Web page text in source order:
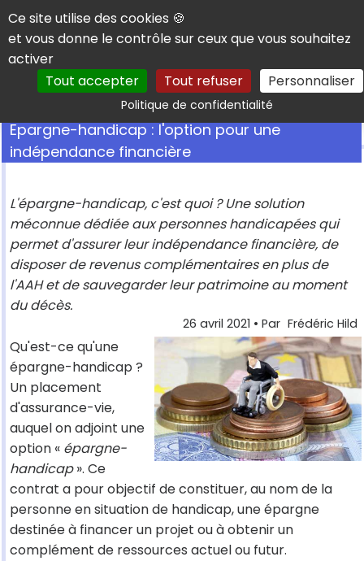
Panneau de gestion des cookies
Ce site utilise des cookies 🍪
et vous donne le contrôle sur ceux que vous souhaitez
activer
Tout accepter
Tout refuser Personnaliser
Politique de confidentialitéRechercher
Epargne-handicap : l'option pour une
indépendance financière
L'épargne-handicap, c'est quoi ? Une solution
méconnue dédiée aux personnes handicapées qui
permet d'assurer leur indépendance financière, de
disposer de revenus complémentaires en plus de
l'AAH et de sauvegarder leur patrimoine au moment
du décès.
26 avril 2021 • Par Frédéric Hild
Qu'est-ce qu'une
épargne-handicap ?
Un placement
d'assurance-vie,
auquel on adjoint une
option « épargne-
handicap». Ce
contrat a pour objectif de constituer, au nom de la
personne en situation de handicap, une épargne
destinée à financer un projet ou à obtenir un
complément de ressources actuel ou futur.